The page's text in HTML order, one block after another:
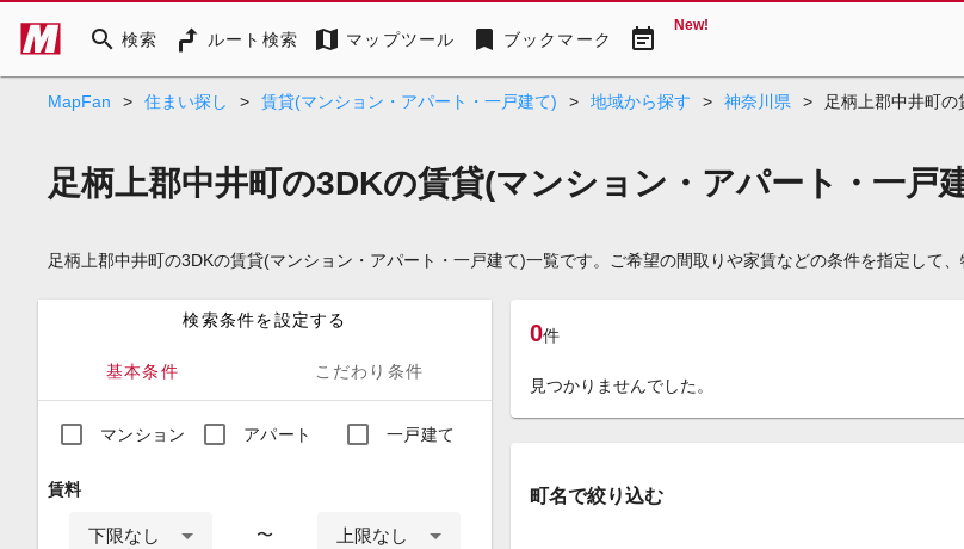
search 検索 ルート検索 map マップツール bookmark ブックマーク event_note New!
MapFan > 住まい探し > 賃貸(マンション・アパート・一戸建て) > 地域から探す > 神奈川県 > 足柄上郡中井町
足柄上郡中井町の3DKの賃貸(マンション・アパート・一戸
足柄上郡中井町の3DKの賃貸(マンション・アパート・一戸建て)一覧です。ご希望の間取りや家賃などの条件を指定して、
検索条件を設定する
基本条件 こだわり条件
マンション アパート 一戸建て
賃料
下限なし 〜 上限なし
0件
見つかりませんでした。
町名で絞り込む